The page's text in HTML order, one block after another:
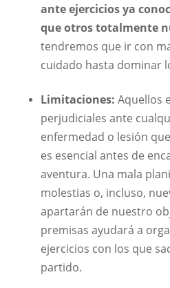
ante ejercicios ya
que otros totalmente
tendremos que ir con
cuidado hasta dominar
Limitaciones: Aquellos
perjudiciales ante
enfermedad o lesión
es esencial antes de
aventura. Una mala
molestias o, incluso,
apartarán de nuestro
premisas ayudará a
ejercicios con los que
partido.